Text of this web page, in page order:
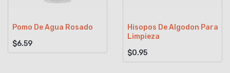
Pomo De Agua Rosado
$6.59
Hisopos De Algodon Para
Limpieza
$0.95